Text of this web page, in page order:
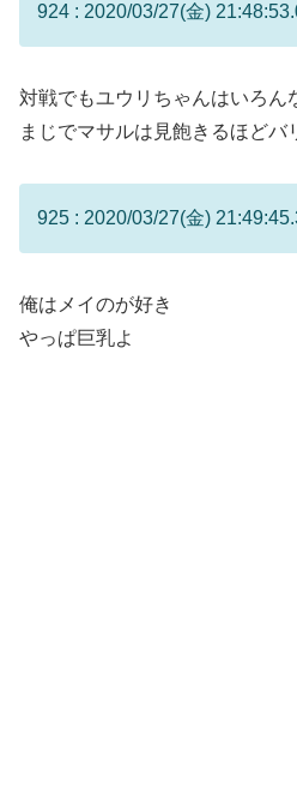
924 : 2020/03/27(金)
対戦でもユウリちゃんはいろん
まじでマサルは見飽きるほど
925 : 2020/03/27(金)
俺はメイのが好き
やっぱ巨乳よ